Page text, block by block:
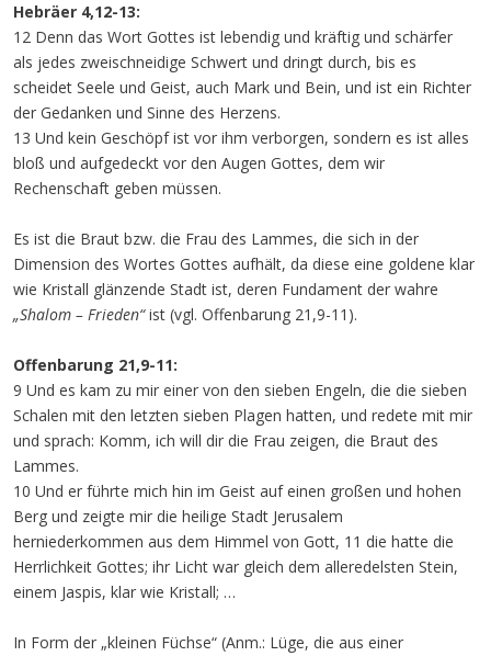
Hebräer 4,12-13:
12 Denn das Wort Gottes ist lebendig und kräftig und schärfer
als jedes zweischneidige Schwert und dringt durch, bis es
scheidet Seele und Geist, auch Mark und Bein, und ist ein Richter
der Gedanken und Sinne des Herzens.
13 Und kein Geschöpf ist vor ihm verborgen, sondern es ist alles
bloß und aufgedeckt vor den Augen Gottes, dem wir
Rechenschaft geben müssen.
Es ist die Braut bzw. die Frau des Lammes, die sich in der
Dimension des Wortes Gottes aufhält, da diese eine goldene klar
wie Kristall glänzende Stadt ist, deren Fundament der wahre
„Shalom – Frieden“ist (vgl. Offenbarung 21,9-11).
Offenbarung 21,9-11:
9 Und es kam zu mir einer von den sieben Engeln, die die sieben
Schalen mit den letzten sieben Plagen hatten, und redete mit mir
und sprach: Komm, ich will dir die Frau zeigen, die Braut des
Lammes.
10 Und er führte mich hin im Geist auf einen großen und hohen
Berg und zeigte mir die heilige Stadt Jerusalem
herniederkommen aus dem Himmel von Gott, 11 die hatte die
Herrlichkeit Gottes; ihr Licht war gleich dem alleredelsten Stein,
einem Jaspis, klar wie Kristall; …
In Form der „kleinen Füchse“ (Anm.: Lüge, die aus einer